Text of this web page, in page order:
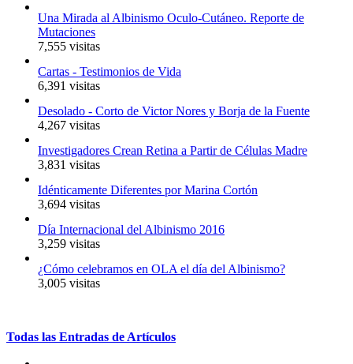
Una Mirada al Albinismo Oculo-Cutáneo. Reporte de
Mutaciones
7,555 visitas
Cartas - Testimonios de Vida
6,391 visitas
Desolado - Corto de Victor Nores y Borja de la Fuente
4,267 visitas
Investigadores Crean Retina a Partir de Células Madre
3,831 visitas
Idénticamente Diferentes por Marina Cortón
3,694 visitas
Día Internacional del Albinismo 2016
3,259 visitas
¿Cómo celebramos en OLA el día del Albinismo?
3,005 visitas
Todas las Entradas de Artículos